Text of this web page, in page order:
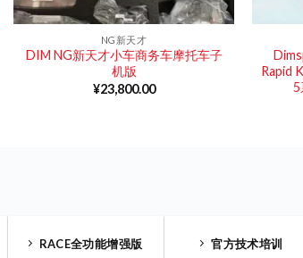
NG新天才
DIM NG新天才小车商务车摩托车子
机版
¥23,800.00
Rapid
5
RACE全功能增强版 官方技术培训